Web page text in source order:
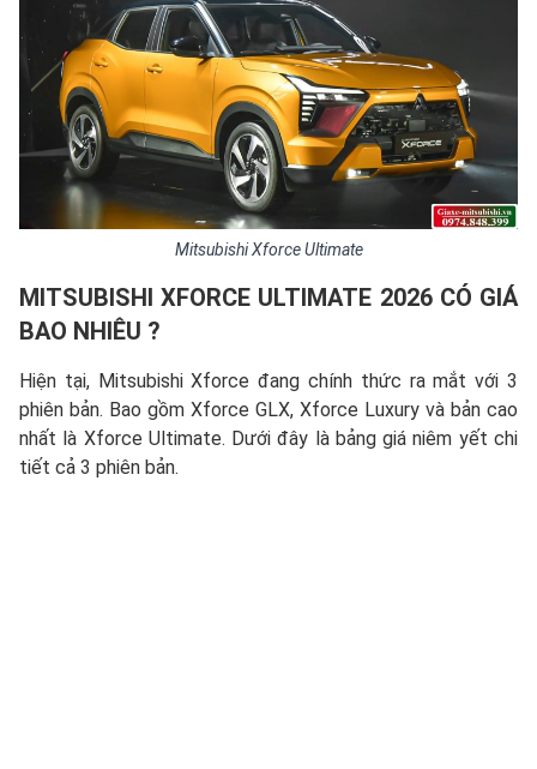
Mitsubishi Xforce Ultimate
MITSUBISHI XFORCE ULTIMATE 2026 CÓ GIÁ
BAO NHIÊU ?
Hiện tại, Mitsubishi Xforce đang chính thức ra mắt với 3
phiên bản. Bao gồm Xforce GLX, Xforce Luxury và bản cao
nhất là Xforce Ultimate. Dưới đây là bảng giá niêm yết chi
tiết cả 3 phiên bản.